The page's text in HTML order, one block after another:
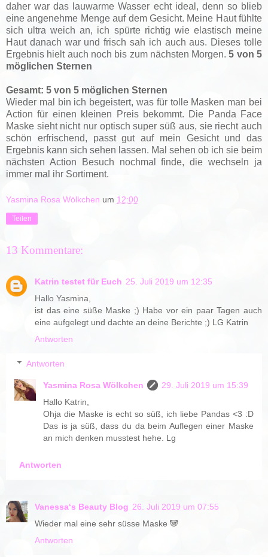
daher war das lauwarme Wasser echt ideal, denn so blieb
eine angenehme Menge auf dem Gesicht. Meine Haut fühlte
sich ultra weich an, ich spürte richtig wie elastisch meine
Haut danach war und frisch sah ich auch aus. Dieses tolle
Ergebnis hielt auch noch bis zum nächsten Morgen.5 von 5
möglichen Sternen
Gesamt: 5 von 5 möglichen Sternen
Wieder mal bin ich begeistert, was für tolle Masken man bei
Action für einen kleinen Preis bekommt. Die Panda Face
Maske sieht nicht nur optisch super süß aus, sie riecht auch
schön erfrischend, passt gut auf mein Gesicht und das
Ergebnis kann sich sehen lassen. Mal sehen ob ich sie beim
nächsten Action Besuch nochmal finde, die wechseln ja
immer mal ihr Sortiment.
Yasmina Rosa Wölkchen um 12:00
Teilen
13 Kommentare:
Katrin testet für Euch 25. Juli 2019 um 12:35
Hallo Yasmina,
ist das eine süße Maske ;) Habe vor ein paar Tagen auch
eine aufgelegt und dachte an deine Berichte ;) LG Katrin
Antworten
Antworten
Yasmina Rosa Wölkchen
29. Juli 2019 um 15:39
Hallo Katrin,
Ohja die Maske is echt so süß, ich liebe Pandas <3 :D
Das is ja süß, dass du da beim Auflegen einer Maske
an mich denken musstest hehe. Lg
Antworten
Vanessa‘s Beauty Blog 26. Juli 2019 um 07:55
Wieder mal eine sehr süsse Maske 🐼
Antworten